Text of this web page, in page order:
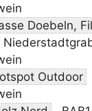
Doebeln,
Outdoor